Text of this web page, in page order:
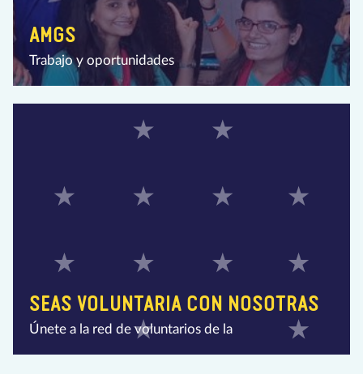
AMGS
Trabajo y oportunidades
SEAS VOLUNTARIA CON NOSOTRAS
Únete a la red de voluntarios de la